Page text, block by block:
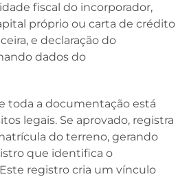
fiscal do incorporador,
próprio ou carta de crédito
e declaração do
dados do
toda a documentação está
legais. Se aprovado, registra
do terreno, gerando
que identifica o
registro cria um vínculo